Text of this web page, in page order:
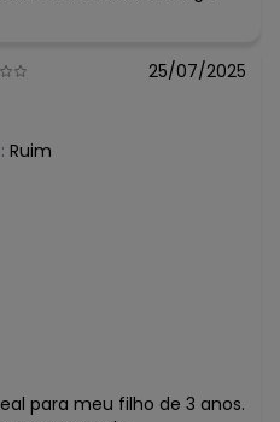
25/07/2025
Ruim
para meu filho de 3 anos.